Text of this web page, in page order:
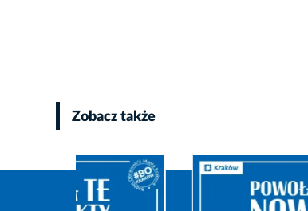
Zobacz także